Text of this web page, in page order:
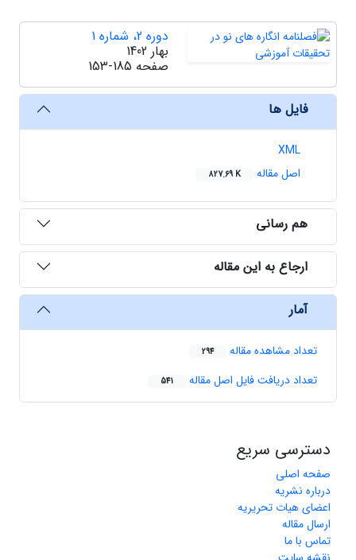
دوره 2، شماره 1
بهار 1402
صفحه 153-185
فایل ها
XML
اصل مقاله
827.69 K
هم رسانی
ارجاع به این مقاله
آمار
تعداد مشاهده مقاله 294
تعداد دریافت فایل اصل مقاله 541
دسترسی سریع
صفحه اصلی
درباره نشریه
اعضای هیات تحریریه
ارسال مقاله
تماس با ما